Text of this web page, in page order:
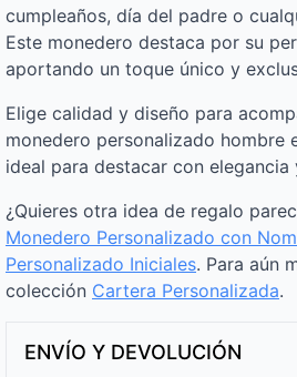
cumpleaños, día del padre o
Este monedero destaca por su
aportando un toque único y
Elige calidad y diseño para
monedero personalizado hombre
ideal para destacar con elegancia
¿Quieres otra idea de regalo
Monedero Personalizado con
Personalizado Iniciales. Para aún
colección Cartera Personalizada.
ENVÍO Y DEVOLUCIÓN